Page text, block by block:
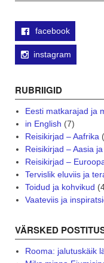
facebook
instagram
RUBRIIGID
Eesti matkarajad ja
in English (7)
Reisikirjad – Aafrika
Reisikirjad – Aasia
Reisikirjad –
Tervislik eluviis ja
Toidud ja kohvikud
Vaateviis ja
VÄRSKED
Rooma: jalutuskäik